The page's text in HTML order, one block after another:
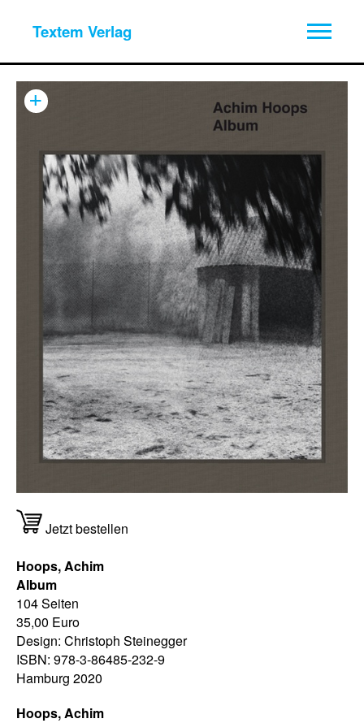
Textem Verlag
+
Hoops, Achim
Jetzt bestellen
Hoops, Achim
Album
104 Seiten
35,00 Euro
Design: Christoph Steinegger
ISBN: 978-3-86485-232-9
Hamburg 2020